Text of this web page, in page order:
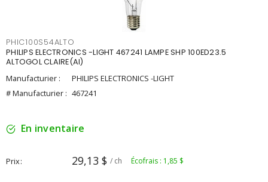
PHIC100S54ALTO
PHILIPS ELECTRONICS -LIGHT 467241 LAMPE SHP 100ED23.5
ALTOGOL CLAIRE(AI)
Manufacturier :
PHILIPS ELECTRONICS -LIGHT
# Manufacturier : 467241
En inventaire
Prix 29,13 $ / ch Écofrais : 1,85 $